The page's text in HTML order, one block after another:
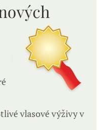
vlasové výživy v